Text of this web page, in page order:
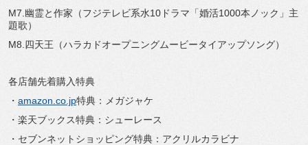
M7.幽霊と作家（フジテレビ系水10ドラマ「婚活1000本ノック」主
題歌）
M8.四天王（ハラカドオープニングムービータイアップソング）
各店舗先着購入特典
・ amazon.co.jp特典：メガジャケ
・楽天ブックス特典：シューレース
・セブンネットショッピング特典：アクリルカラビナ